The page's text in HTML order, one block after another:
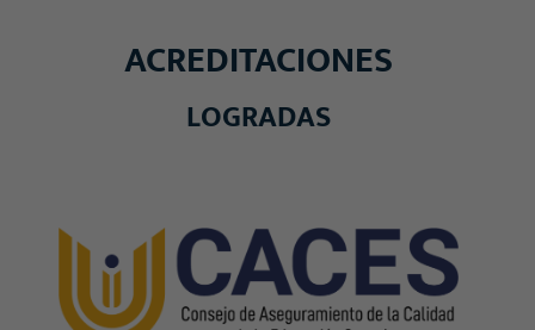
ACREDITACIONES
LOGRADAS